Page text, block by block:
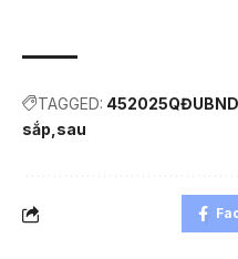
TAGGED: 452025QĐUBND
sắp sau